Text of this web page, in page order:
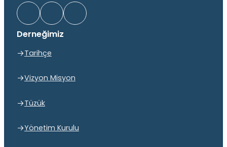
Derneğimiz
Tarihçe
Vizyon Misyon
Tüzük
Yönetim Kurulu